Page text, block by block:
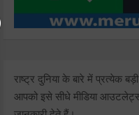
राष्ट्र दुनिया के बारे में प्रत्येक
आपको इसे सीधे मीडिया आउटलेट्स